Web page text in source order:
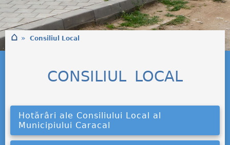
⌂ » Consiliul Local
CONSILIUL LOCAL
Hotărâri ale Consiliului Local al
Municipiului Caracal